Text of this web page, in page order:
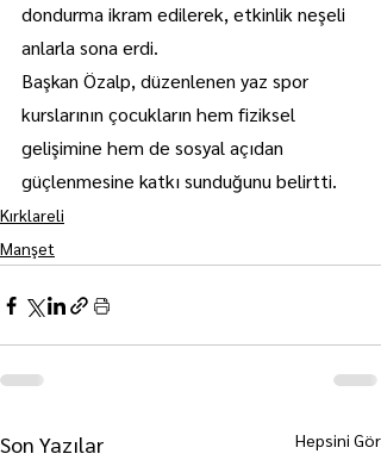
dondurma ikram edilerek, etkinlik neşeli
anlarla sona erdi.
Başkan Özalp, düzenlenen yaz spor
kurslarının çocukların hem fiziksel
gelişimine hem de sosyal açıdan
güçlenmesine katkı sunduğunu belirtti.
Kırklareli
Manşet
Son Yazılar Hepsini Gör